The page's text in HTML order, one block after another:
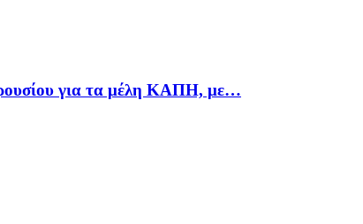
για τα μέλη ΚΑΠΗ, με…